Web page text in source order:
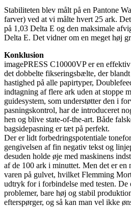
Stabiliteten blev målt på en Pantone
farver) ved at vi målte hvert 25 ark.
på 1,03 Delta E og den maksimale
Delta E. Det vidner om en meget høj
Konklusion
imagePRESS C10000VP er en
det dobbelte fikseringsbælte, der
hastighed på alle papirtyper,
indtagning af flere ark uden at stoppe
guidesystem, som understøtter den i
pasningskontrol, har de introduceret
hen og blive state-of-the-art. Både
bagsidepasning er tæt på perfekt.
Der er lidt forbedringspotentiale
gengivelsen af fin negativ tekst og
desuden holde øje med maskinens
af de 100 ark i minuttet. Men det er en
varen på gulvet, hvilket Flemming
udtryk for i forbindelse med testen. De
problemer, bare høj og stabil
efterspørger, og så kan man vel ikke